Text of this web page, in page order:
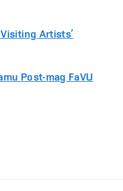
Artists’
Post-mag FaVU